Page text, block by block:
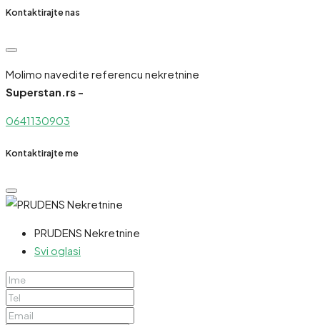
Kontaktirajte nas
Molimo navedite referencu nekretnine
Superstan.rs -
0641130903
Kontaktirajte me
PRUDENS Nekretnine
Svi oglasi